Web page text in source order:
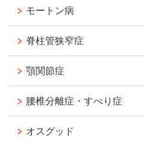
モートン病
脊柱管狭窄症
顎関節症
腰椎分離症・すべり症
オスグッド